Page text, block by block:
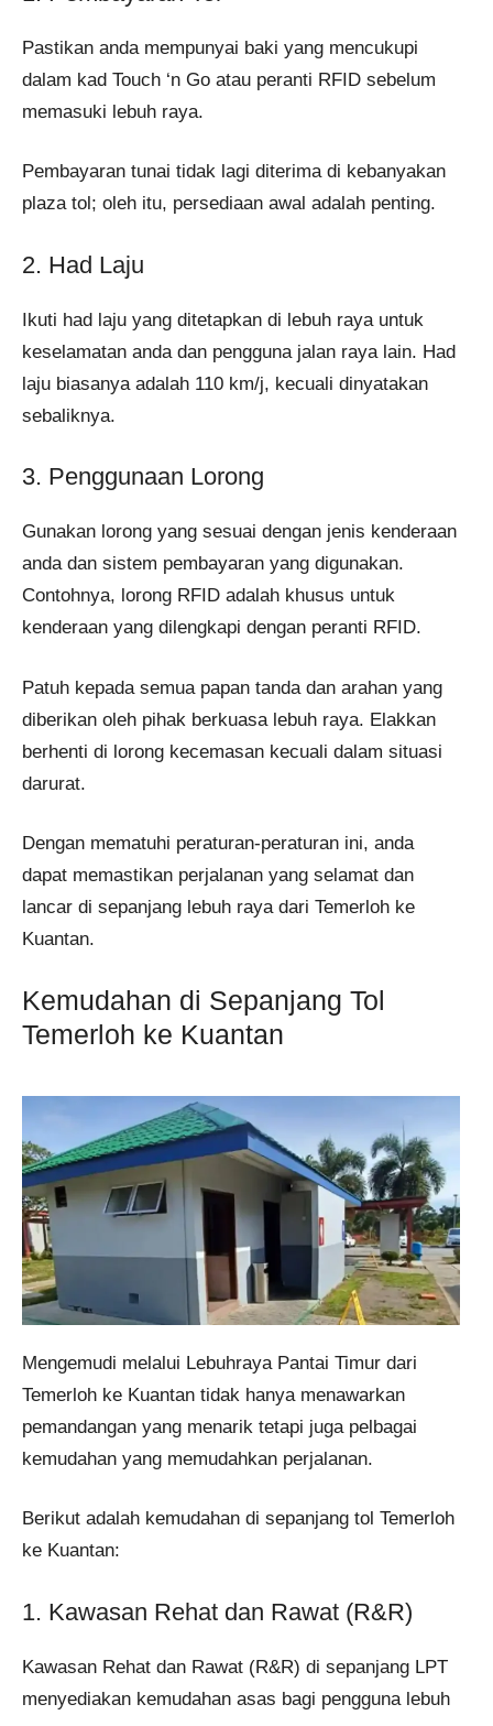
Pastikan anda mempunyai baki yang mencukupi
dalam kad Touch ‘n Go atau peranti RFID sebelum
memasuki lebuh raya.
Pembayaran tunai tidak lagi diterima di kebanyakan
plaza tol; oleh itu, persediaan awal adalah penting.
2. Had Laju
Ikuti had laju yang ditetapkan di lebuh raya untuk
keselamatan anda dan pengguna jalan raya lain. Had
laju biasanya adalah 110 km/j, kecuali dinyatakan
sebaliknya.
3. Penggunaan Lorong
Gunakan lorong yang sesuai dengan jenis kenderaan
anda dan sistem pembayaran yang digunakan.
Contohnya, lorong RFID adalah khusus untuk
kenderaan yang dilengkapi dengan peranti RFID.
Patuh kepada semua papan tanda dan arahan yang
diberikan oleh pihak berkuasa lebuh raya. Elakkan
berhenti di lorong kecemasan kecuali dalam situasi
darurat.
Dengan mematuhi peraturan-peraturan ini, anda
dapat memastikan perjalanan yang selamat dan
lancar di sepanjang lebuh raya dari Temerloh ke
Kuantan.
Kemudahan di Sepanjang Tol
Temerloh ke Kuantan
Mengemudi melalui Lebuhraya Pantai Timur dari
Temerloh ke Kuantan tidak hanya menawarkan
pemandangan yang menarik tetapi juga pelbagai
kemudahan yang memudahkan perjalanan.
Berikut adalah kemudahan di sepanjang tol Temerloh
ke Kuantan:
1. Kawasan Rehat dan Rawat (R&R)
Kawasan Rehat dan Rawat (R&R) di sepanjang LPT
menyediakan kemudahan asas bagi pengguna lebuh